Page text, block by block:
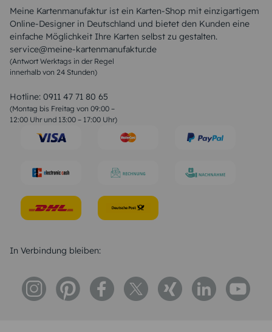
Meine Kartenmanufaktur ist ein Karten-Shop mit einzigartigem
Online-Designer in Deutschland und bietet den Kunden eine
einfache Möglichkeit Ihre Karten selbst zu gestalten.
service@meine-kartenmanufaktur.de
(Antwort Werktags in der Regel
innerhalb von 24 Stunden)
Hotline: 0911 47 71 80 65
(Montag bis Freitag von 09:00 –
12:00 Uhr und 13:00 – 17:00 Uhr)
FAQ
Liebeskummer Sprüche
Sommer Sprüche
Muttertagssprüche
Sprüche zur Hochzeit
Sprüche zur Konfirmation & Kommunion
Weihnachtsgedichte
Liebessprüche
Geburtstagssprüche
Trauersprüche
Konfirmation Glückwünsche
In Verbindung bleiben: